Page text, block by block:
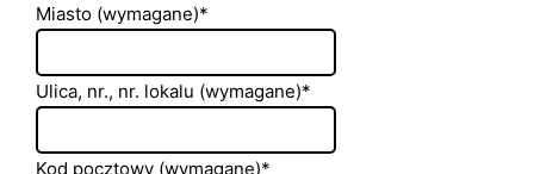
Miasto (wymagane)*
Ulica, nr., nr. lokalu (wymagane)*
Kod pocztowy (wymagane)*